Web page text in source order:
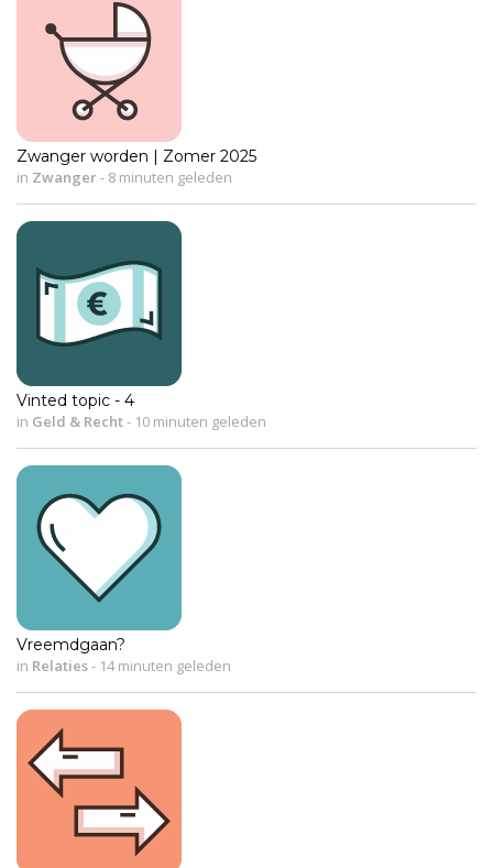
Zwanger worden | Zomer 2025
in Zwanger- 8 minuten geleden
Vinted topic - 4
in Geld & Recht- 10 minuten geleden
Vreemdgaan?
in Relaties- 14 minuten geleden